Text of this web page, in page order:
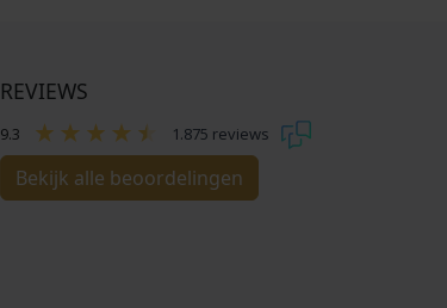
REVIEWS
9.3 1.875 reviews
Bekijk alle beoordelingen